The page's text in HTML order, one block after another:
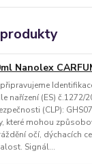
Nanolex
nařízení (ES) č.1272/
(CLP):
které mohou
očí, dýchacích
Signál...